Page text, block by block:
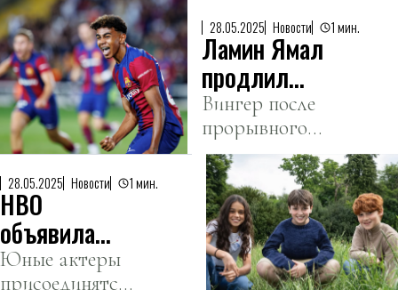
модой
Казахстана,
Франции и
Америки.
28.05.2025 Новости 1 мин.
Ламин Ямал
продлил
контракт с
«Барселоной»
Вингер после
прорывного
сезона
закрепился в
команде до
2031 года.
28.05.2025 Новости 1 мин.
HBO
объявила
актеров на
Юные актеры
присоединятся